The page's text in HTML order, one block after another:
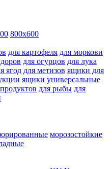
800х600
для картофеля для моркови
для огурцов для лука
ягод для метизов ящики для
ящики универсальные
для рыбы для
морозостойкие